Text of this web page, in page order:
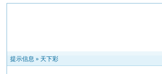
提示信息 » 天下彩